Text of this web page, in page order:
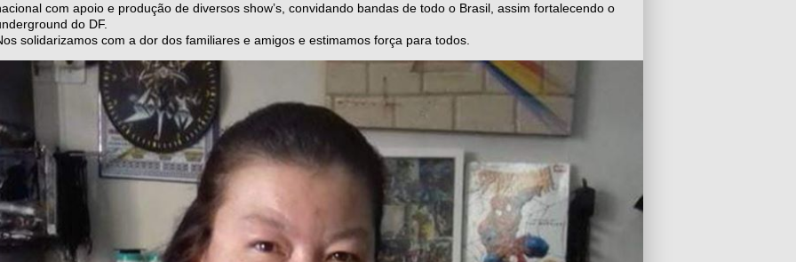
com apoio e produção de diversos show’s, convidando bandas de todo o Brasil, assim fortalecendo o
do DF.
solidarizamos com a dor dos familiares e amigos e estimamos força para todos.